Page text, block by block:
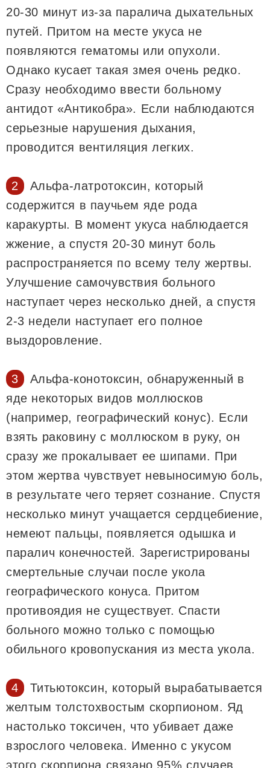
20-30 минут из-за паралича дыхательных
путей. Притом на месте укуса не
появляются гематомы или опухоли.
Однако кусает такая змея очень редко.
Сразу необходимо ввести больному
антидот «Антикобра». Если наблюдаются
серьезные нарушения дыхания,
проводится вентиляция легких.
Альфа-латротоксин, который
содержится в паучьем яде рода
каракурты. В момент укуса наблюдается
жжение, а спустя 20-30 минут боль
распространяется по всему телу жертвы.
Улучшение самочувствия больного
наступает через несколько дней, а спустя
2-3 недели наступает его полное
выздоровление.
Альфа-конотоксин, обнаруженный в
яде некоторых видов моллюсков
(например, географический конус). Если
взять раковину с моллюском в руку, он
сразу же прокалывает ее шипами. При
этом жертва чувствует невыносимую боль,
в результате чего теряет сознание. Спустя
несколько минут учащается сердцебиение,
немеют пальцы, появляется одышка и
паралич конечностей. Зарегистрированы
смертельные случаи после укола
географического конуса. Притом
противоядия не существует. Спасти
больного можно только с помощью
обильного кровопускания из места укола.
Титьютоксин, который вырабатывается
желтым толстохвостым скорпионом. Яд
настолько токсичен, что убивает даже
взрослого человека. Именно с укусом
этого скорпиона связано 95% случаев